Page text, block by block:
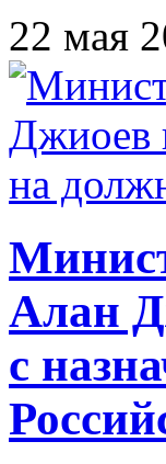
22 мая
Алан
с